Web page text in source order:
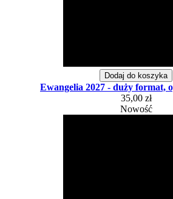
Dodaj do koszyka
Ewangelia 2027 - duży format,
35,00 zł
Nowość